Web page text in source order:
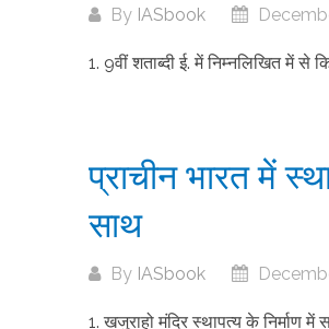
By IASbook
1. 9वीं शताब्दी ई. में निम्नलिखित में से
प्राचीन भारत में
साथ
By IASbook
1. खजुराहो मंदिर स्थापत्य के निर्माण